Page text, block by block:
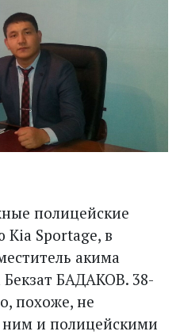
полицейские
Kia Sportage, в
акима
Бекзат БАДАКОВ. 38-
похоже, не
и полицейскими